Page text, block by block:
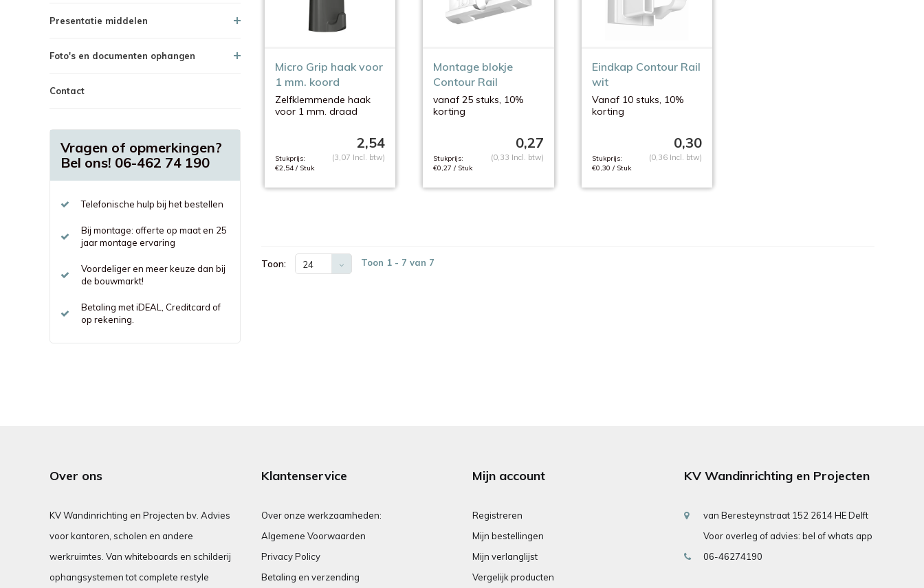
Presentatie middelen
Foto's en documenten ophangen
Contact
Vragen of opmerkingen?
Bel ons! 06-462 74 190
Telefonische hulp bij het bestellen
Bij montage: offerte op maat en 25
jaar montage ervaring
Voordeliger en meer keuze dan bij
de bouwmarkt!
Betaling met iDEAL, Creditcard of
op rekening.
Micro Grip haak voor
1 mm. koord
Zelfklemmende haak
voor 1 mm. draad
2,54
Stukprijs:
€2,54 / Stuk
(3,07 Incl. btw)
Montage blokje
Contour Rail
vanaf 25 stuks, 10%
korting
0,27
Stukprijs:
€0,27 / Stuk
(0,33 Incl. btw)
Eindkap Contour Rail
wit
Vanaf 10 stuks, 10%
korting
0,30
Stukprijs:
€0,30 / Stuk
(0,36 Incl. btw)
Toon: 24 Toon 1 - 7 van 7
Over ons
KV Wandinrichting en Projecten bv. Advies
voor kantoren, scholen en andere
werkruimtes. Van whiteboards en schilderij
ophangsystemen tot complete restyle
Klantenservice
Over onze werkzaamheden:
Algemene Voorwaarden
Privacy Policy
Betaling en verzending
Mijn account
Registreren
Mijn bestellingen
Mijn verlanglijst
Vergelijk producten
KV Wandinrichting en Projecten
van Beresteynstraat 152 2614 HE Delft
Voor overleg of advies: bel of whats app
06-46274190